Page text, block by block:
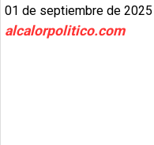
01 de septiembre de 2025
alcalorpolitico.com